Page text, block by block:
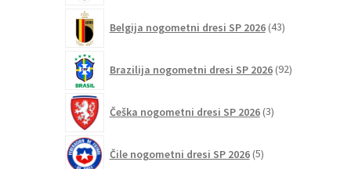
Belgija nogometni dresi SP 2026 43izdelkov
Brazilija nogometni dresi SP 2026 92izdelkov
Češka nogometni dresi SP 2026 3izdelki
Čile nogometni dresi SP 2026 5izdelkov